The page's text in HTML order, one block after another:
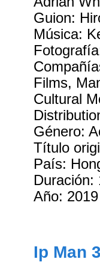
Guion:
Música:
Films,
Cultural
Género:
Título
País:
Duración:
Año: 2019
Ip Man